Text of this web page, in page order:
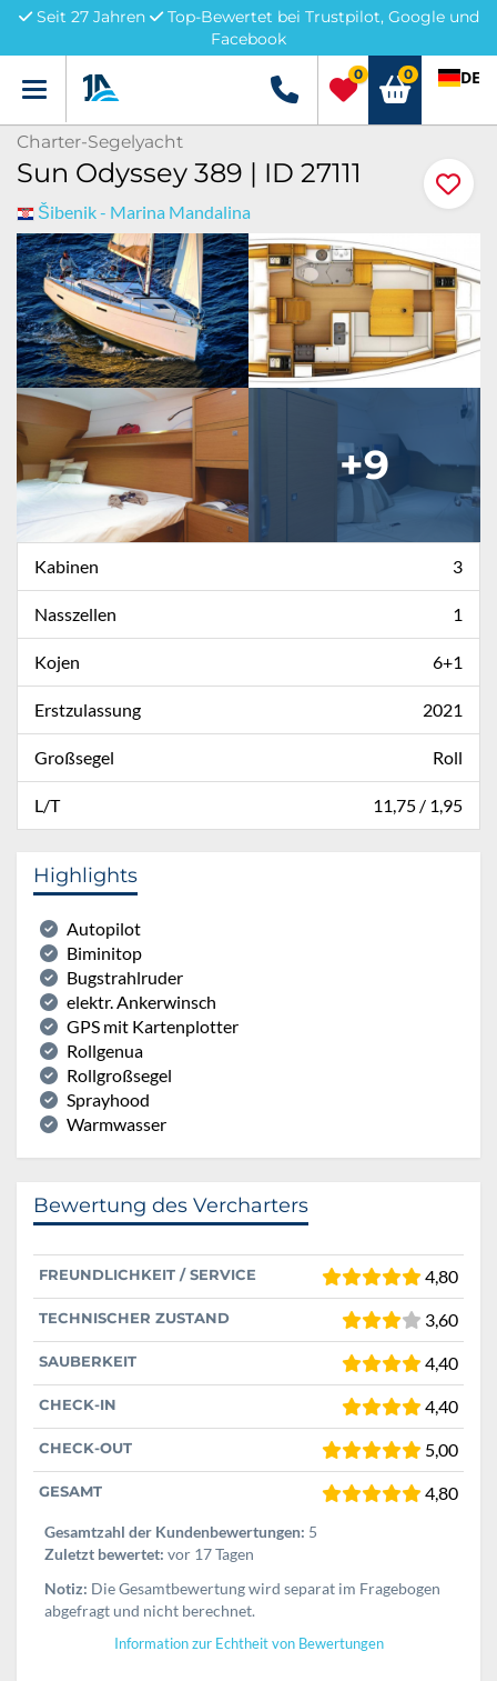
Seit 27 Jahren
Top-Bewertet bei Trustpilot, Google und
Facebook
Menü +49 5741 3222690
0 0 DE
Charter-Segelyacht
Sun Odyssey 389 | ID 27111
Šibenik - Marina Mandalina
+9
Kabinen 3
Nasszellen 1
Kojen 6+1
Erstzulassung 2021
Großsegel Roll
L/T 11,75 / 1,95
Highlights
Autopilot
Biminitop
Bugstrahlruder
elektr. Ankerwinsch
GPS mit Kartenplotter
Rollgenua
Rollgroßsegel
Sprayhood
Warmwasser
Bewertung des Vercharters
FREUNDLICHKEIT / SERVICE 4,80
TECHNISCHER ZUSTAND 3,60
SAUBERKEIT 4,40
CHECK-IN 4,40
CHECK-OUT 5,00
GESAMT 4,80
Gesamtzahl der Kundenbewertungen: 5
Zuletzt bewertet: vor 17 Tagen
Notiz: Die Gesamtbewertung wird separat im Fragebogen
abgefragt und nicht berechnet.
Information zur Echtheit von Bewertungen